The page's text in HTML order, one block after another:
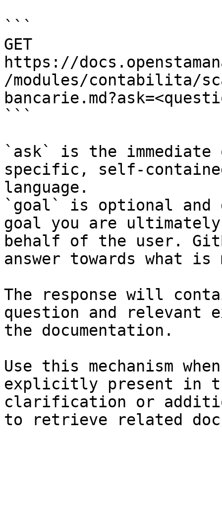
```
GET
https://
/modules/contabilita/
```
`ask` is the
specific, self-
language.
`goal` is optional and
goal you are
behalf of the user.
answer towards what
The response will
question and relevant
the documentation.
Use this mechanism
explicitly present in
clarification or